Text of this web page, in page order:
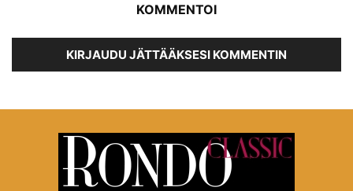
KOMMENTOI
KIRJAUDU JÄTTÄÄKSESI KOMMENTIN